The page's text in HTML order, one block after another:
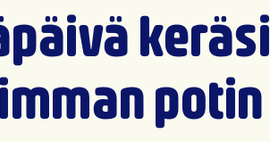
keräsi